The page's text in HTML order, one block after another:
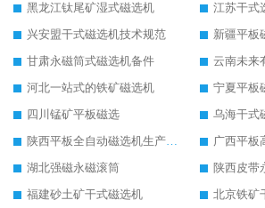
黑龙江钛尾矿湿式磁选机
江苏干式
兴安盟干式磁选机技术规范
新疆平板
甘肃永磁筒式磁选机备件
云南未来
河北一站式的铁矿磁选机
宁夏平板
四川锰矿平板磁选
乌海干式
陕西平板全自动磁选机生产厂家
广西平板
湖北强磁永磁滚筒
陕西皮带
福建砂土矿干式磁选机
北京铁矿